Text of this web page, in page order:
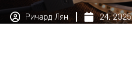
Ричард Лян 24, 2025